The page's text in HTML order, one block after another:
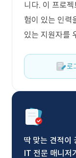
니다. 이 프로
험이 있는 인력
있는 지원자를
로
딱 맞는 견적이
IT 전문 매니저